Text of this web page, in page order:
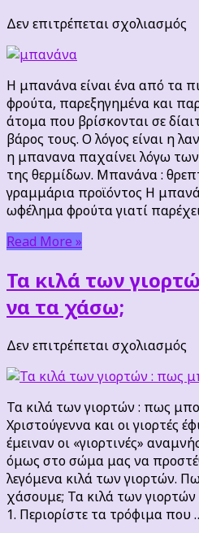
Δεν επιτρέπεται σχολιασμός
8
Η μπανάνα είναι ένα από τα
φρούτα, παρεξηγημένα και
άτομα που βρίσκονται σε
βάρος τους. Ο λόγος είναι η
η μπανανα παχαίνει λόγω
της θερμίδων. Μπανάνα :
γραμμάρια προϊόντος Η
ωφέλημα φρούτα γιατί
Read More »
Τα κιλά των
να τα χάσω;
Δεν επιτρέπεται σχολιασμός
:
να
Τα κιλά των γιορτών : πως
Χριστούγεννα και οι γιορτές
έμειναν οι «γιορτινές»
όμως στο σώμα μας να
λεγόμενα κιλά των γιορτών.
χάσουμε; Τα κιλά των
1. Περιορίστε τα τρόφιμα που